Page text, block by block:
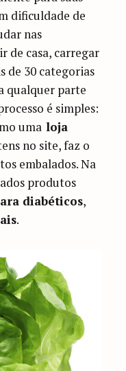
dificuldade de
nas
de casa, carregar
de 30 categorias
qualquer parte
é simples:
uma loja
no site, faz o
embalados. Na
produtos
diabéticos,
.